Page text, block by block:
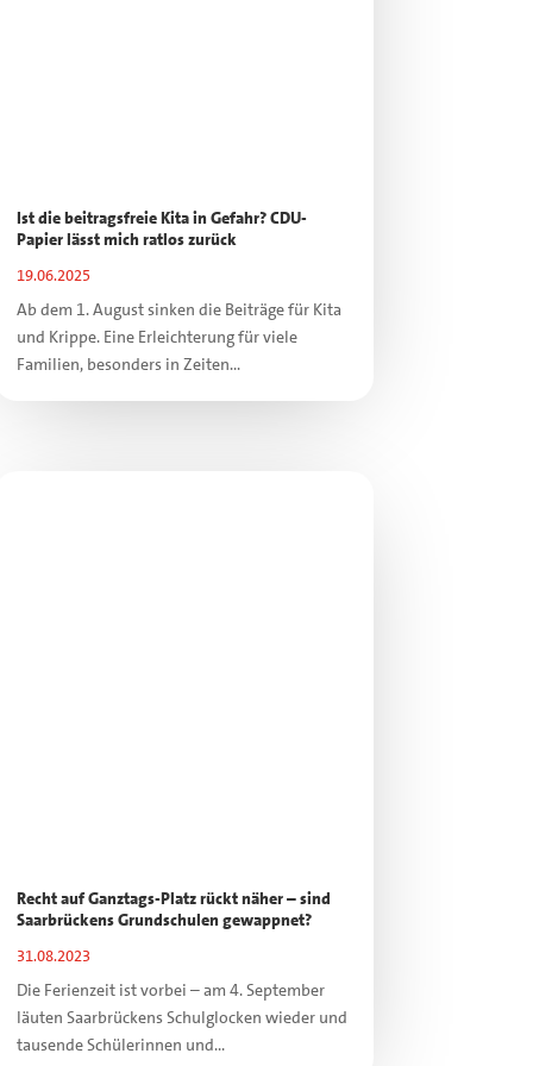
Ist die beitragsfreie Kita in Gefahr? CDU-
Papier lässt mich ratlos zurück
19.06.2025
Ab dem 1. August sinken die Beiträge für Kita
und Krippe. Eine Erleichterung für viele
Familien, besonders in Zeiten...
Recht auf Ganztags-Platz rückt näher – sind
Saarbrückens Grundschulen gewappnet?
31.08.2023
Die Ferienzeit ist vorbei – am 4. September
läuten Saarbrückens Schulglocken wieder und
tausende Schülerinnen und...